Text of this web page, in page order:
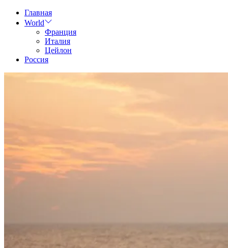
Skip
Главная
World
Франция
Италия
Цейлон
Россия